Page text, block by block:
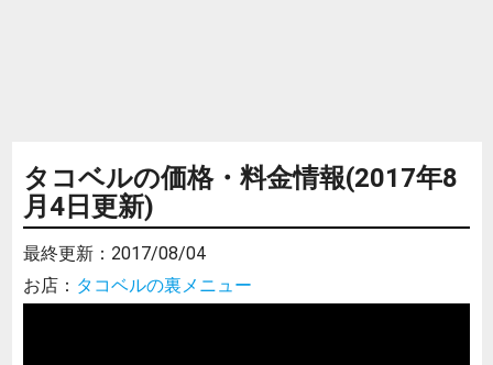
タコベルの価格・料金情報(2017年8
月4日更新)
最終更新： 2017/08/04
お店： タコベルの裏メニュー